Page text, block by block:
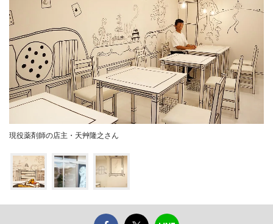
現役薬剤師の店主・天艸隆之さん